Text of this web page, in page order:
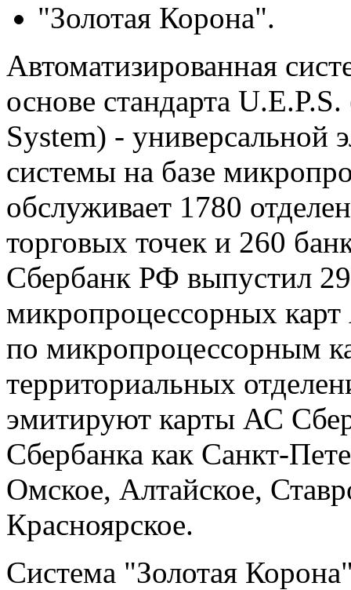
"Золотая Корона".
Автоматизированная
основе стандарта
System) - универсальной
системы на базе
обслуживает 1780
торговых точек и 260
Сбербанк РФ выпустил
микропроцессорных
по микропроцессорным
территориальных
эмитируют карты АС
Сбербанка как Санкт-
Омское, Алтайское,
Красноярское.
Система "Золотая